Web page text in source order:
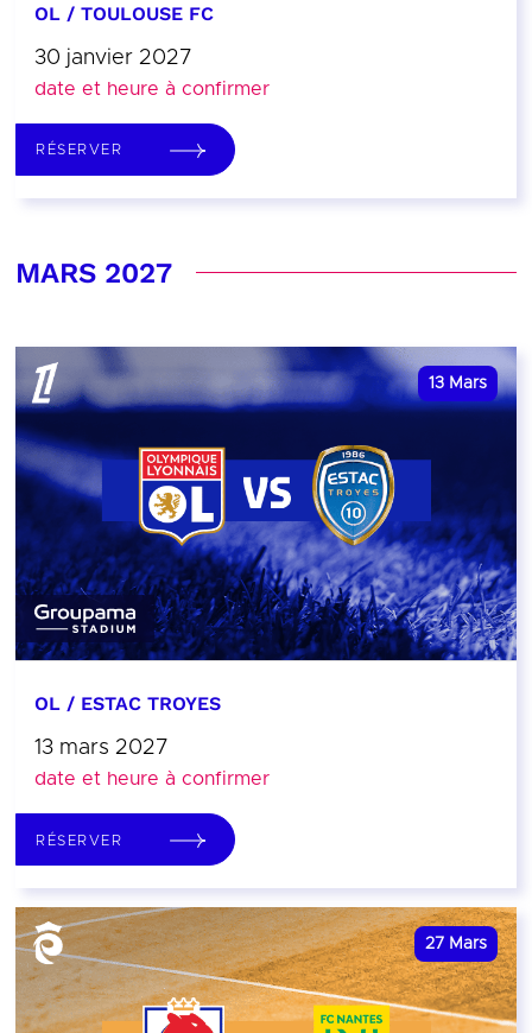
OL / TOULOUSE FC
30 janvier 2027
date et heure à confirmer
RÉSERVER
MARS 2027
13 Mars
OL / ESTAC TROYES
13 mars 2027
date et heure à confirmer
RÉSERVER
27 Mars